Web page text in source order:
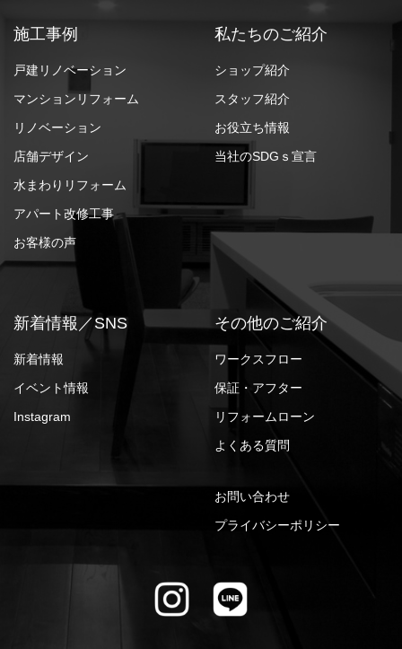
施工事例
戸建リノベーション
マンションリフォーム
リノベーション
店舗デザイン
水まわりリフォーム
アパート改修工事
お客様の声
私たちのご紹介
ショップ紹介
スタッフ紹介
お役立ち情報
当社のSDGｓ宣言
新着情報／SNS
新着情報
イベント情報
Instagram
その他のご紹介
ワークスフロー
保証・アフター
リフォームローン
よくある質問
お問い合わせ
プライバシーポリシー